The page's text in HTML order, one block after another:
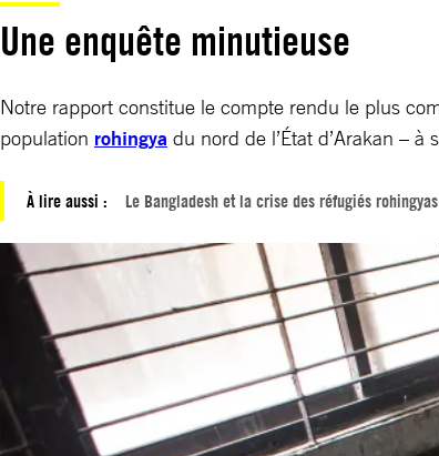
Une enquête minutieuse
Notre rapport constitue le compte rendu le plus
population rohingya du nord de l’État d’Arakan –
À lire aussi : Le Bangladesh et la crise des réfugiés rohingyas